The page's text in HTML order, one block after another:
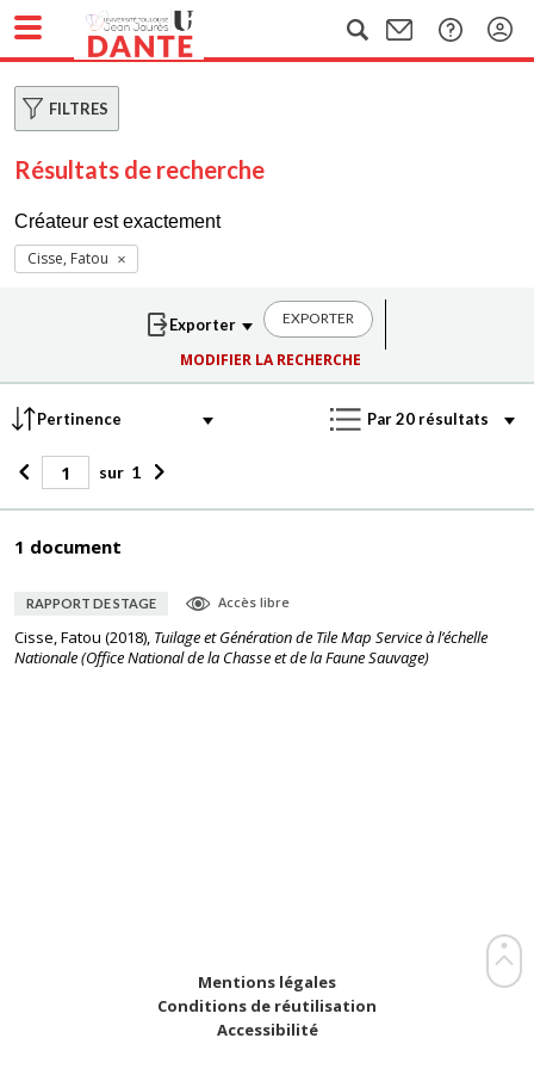
FILTRES
Résultats de recherche
Créateur est exactement
Cisse, Fatou
EXPORTER
MODIFIER LA RECHERCHE
sur 1
1 document
RAPPORT DE STAGE Accès libre
Cisse, Fatou (2018), Tuilage et Génération de Tile Map Service à l’échelle
Nationale (Office National de la Chasse et de la Faune Sauvage)
Mentions légales
Conditions de réutilisation
Accessibilité